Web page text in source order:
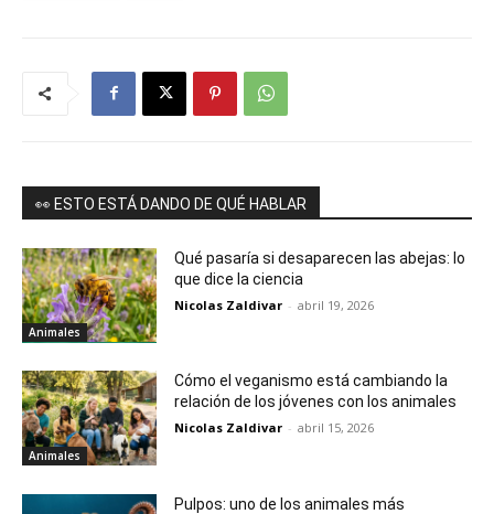
👀 ESTO ESTÁ DANDO DE QUÉ HABLAR
Animales
Qué pasaría si desaparecen las abejas: lo
que dice la ciencia
Nicolas Zaldivar - abril 19, 2026
Animales
Cómo el veganismo está cambiando la
relación de los jóvenes con los animales
Nicolas Zaldivar - abril 15, 2026
Pulpos: uno de los animales más